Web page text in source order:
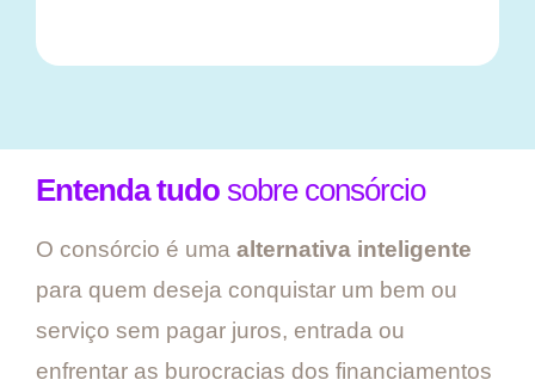
Entenda tudo sobre consórcio
O consórcio é uma alternativa inteligente
para quem deseja conquistar um bem ou
serviço sem pagar juros, entrada ou
enfrentar as burocracias dos financiamentos